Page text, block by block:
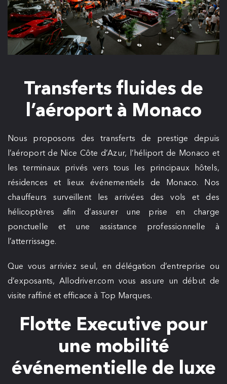
Transferts fluides de
l’aéroport à Monaco
Nous proposons des transferts de prestige depuis
l’aéroport de Nice Côte d’Azur, l’héliport de Monaco et
les terminaux privés vers tous les principaux hôtels,
résidences et lieux événementiels de Monaco. Nos
chauffeurs surveillent les arrivées des vols et des
hélicoptères afin d’assurer une prise en charge
ponctuelle et une assistance professionnelle à
l’atterrissage.
Que vous arriviez seul, en délégation d’entreprise ou
d’exposants, Allodriver.com vous assure un début de
visite raffiné et efficace à Top Marques.
Flotte Executive pour
une mobilité
événementielle de luxe